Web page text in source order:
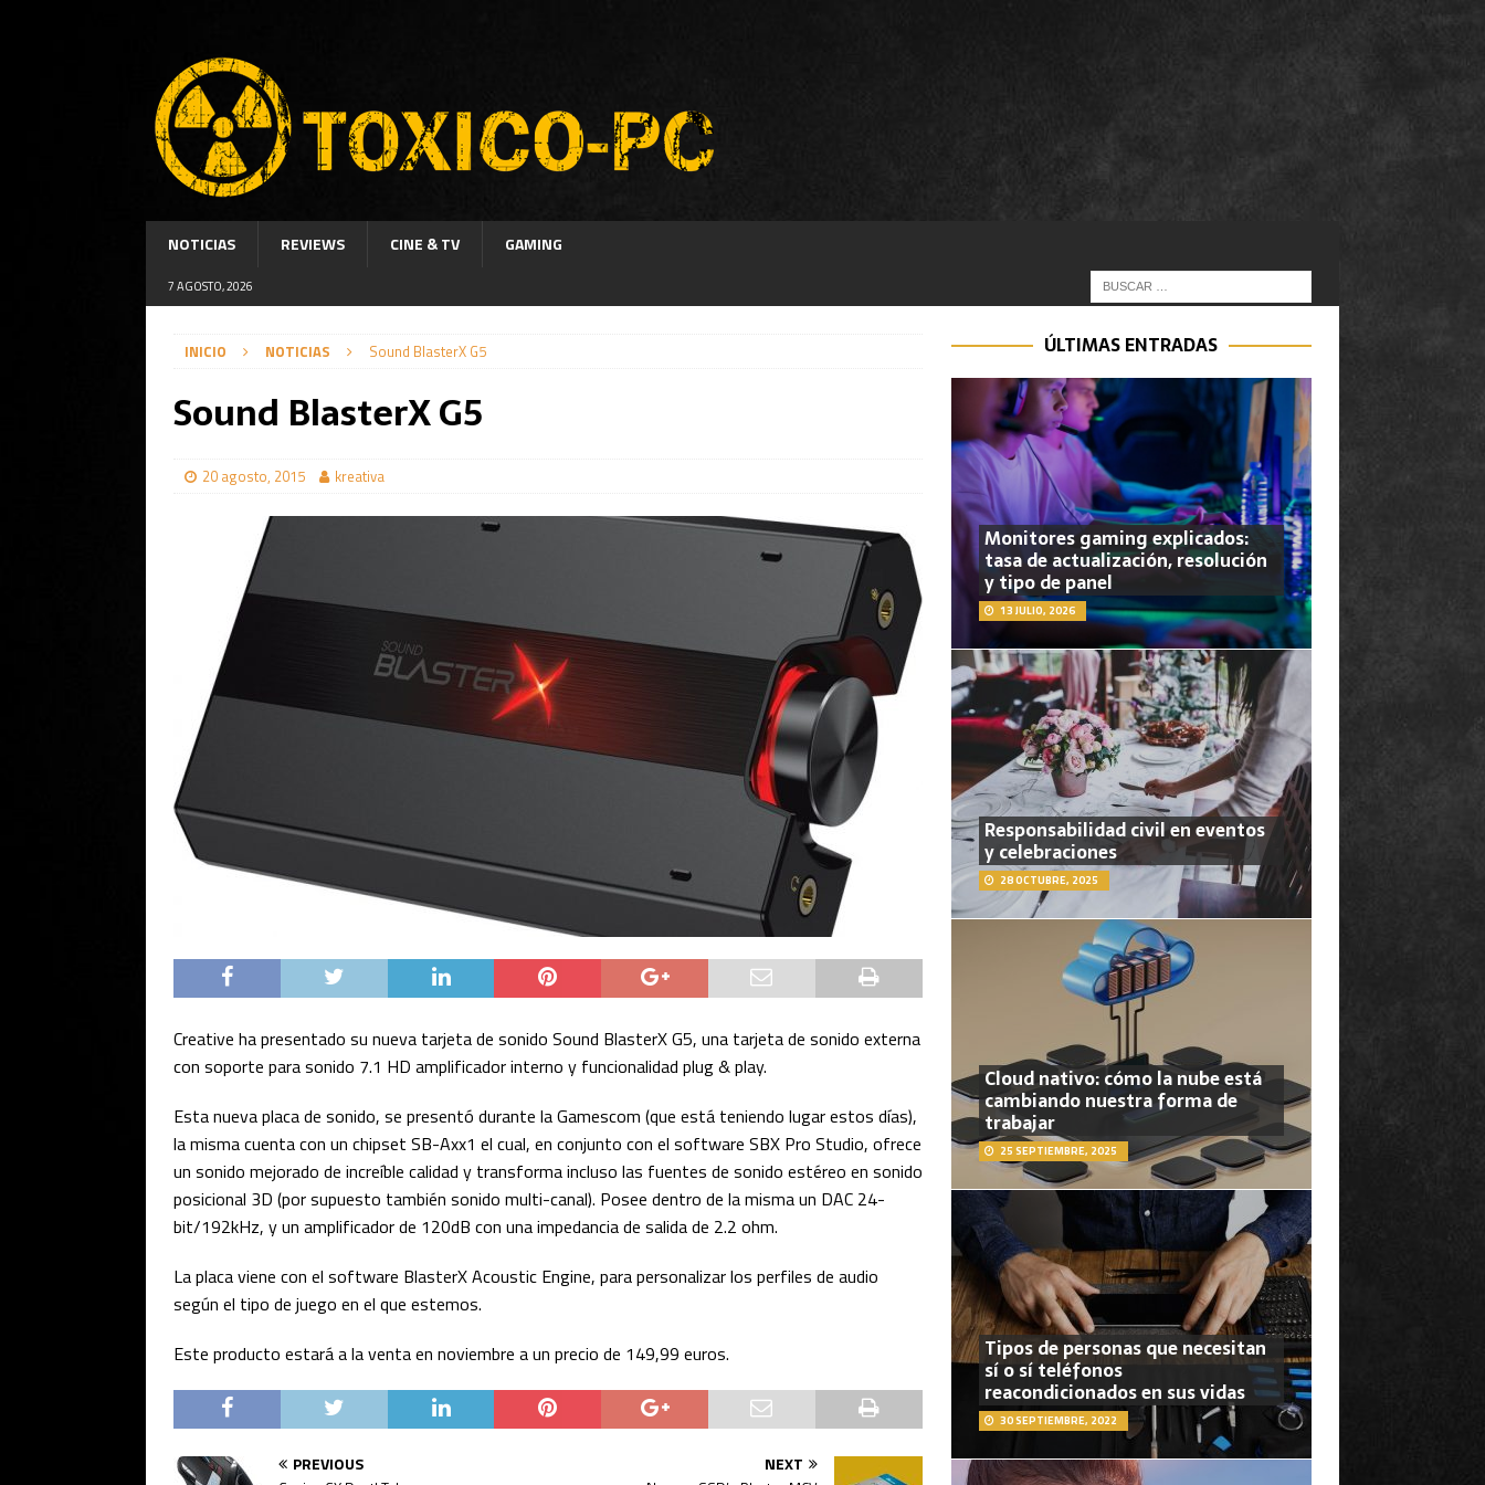
NOTICIAS REVIEWS CINE & TV GAMING
7 AGOSTO, 2026
INICIO NOTICIAS Sound BlasterX G5
Sound BlasterX G5
20 agosto, 2015 kreativa
Creative ha presentado su nueva tarjeta de sonido Sound BlasterX G5, una tarjeta de sonido externa
con soporte para sonido 7.1 HD amplificador interno y funcionalidad plug & play.
Esta nueva placa de sonido, se presentó durante la Gamescom (que está teniendo lugar estos días),
la misma cuenta con un chipset SB-Axx1 el cual, en conjunto con el software SBX Pro Studio, ofrece
un sonido mejorado de increíble calidad y transforma incluso las fuentes de sonido estéreo en sonido
posicional 3D (por supuesto también sonido multi-canal). Posee dentro de la misma un DAC 24-
bit/192kHz, y un amplificador de 120dB con una impedancia de salida de 2.2 ohm.
La placa viene con el software BlasterX Acoustic Engine, para personalizar los perfiles de audio
según el tipo de juego en el que estemos.
Este producto estará a la venta en noviembre a un precio de 149,99 euros.
PREVIOUS NEXT
ÚLTIMAS ENTRADAS
Monitores gaming explicados:
tasa de actualización, resolución
y tipo de panel
13 JULIO, 2026
Responsabilidad civil en eventos
y celebraciones
28 OCTUBRE, 2025
Cloud nativo: cómo la nube está
cambiando nuestra forma de
trabajar
25 SEPTIEMBRE, 2025
Tipos de personas que necesitan
sí o sí teléfonos
reacondicionados en sus vidas
30 SEPTIEMBRE, 2022